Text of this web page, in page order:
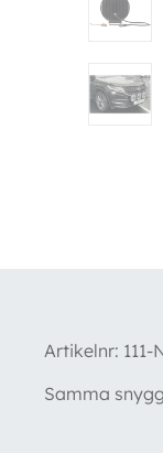
Artikelnr: 111-
Samma